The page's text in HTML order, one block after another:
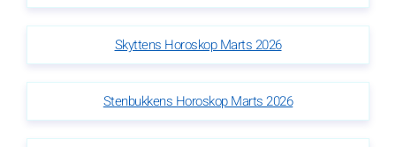
Skyttens Horoskop Marts 2026
Stenbukkens Horoskop Marts 2026